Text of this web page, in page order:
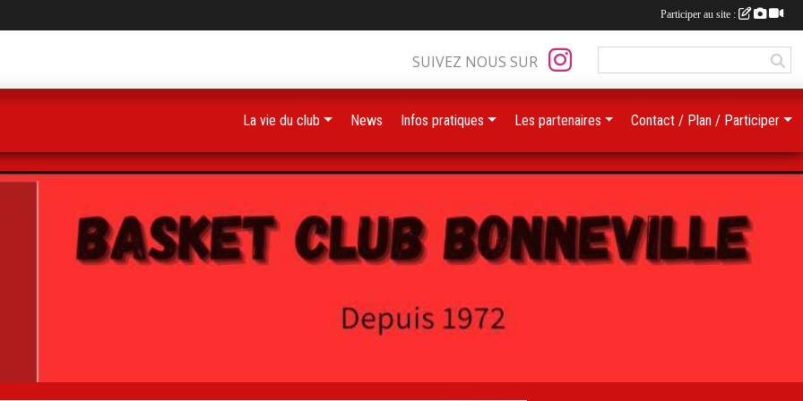
SUIVEZ NOUS SUR
La vie du club News Infos pratiques Les partenaires Contact / Plan / Participer
Participer au site :